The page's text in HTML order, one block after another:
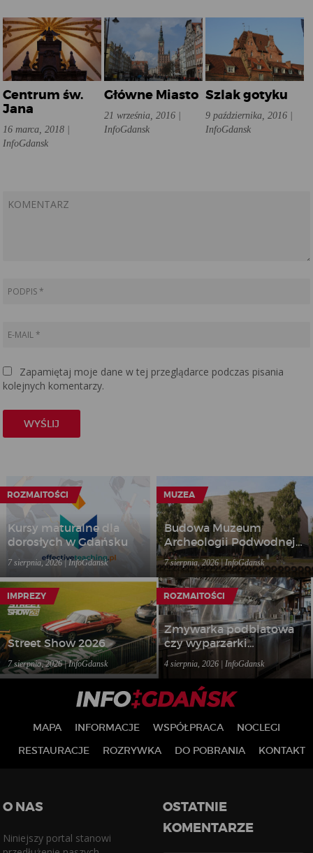
Centrum św.
Jana
16 marca, 2018 |
InfoGdansk
Główne Miasto
21 września, 2016 |
InfoGdansk
Szlak gotyku
9 października, 2016 |
InfoGdansk
Zapamiętaj moje dane w tej przeglądarce podczas pisania
kolejnych komentarzy.
ROZMAITOŚCI
Kursy maturalne dla
dorosłych w Gdańsku
7 sierpnia, 2026 | InfoGdansk
MUZEA
Budowa Muzeum
Archeologii Podwodnej i
Rybołówstwa
Bałtyckiego w Łebie
7 sierpnia, 2026 | InfoGdansk
IMPREZY
Street Show 2026
7 sierpnia, 2026 | InfoGdansk
ROZMAITOŚCI
Zmywarka podblatowa
czy wyparzarki
gastronomiczne – jakie
rozwiązanie wybrać do
lokalu?
4 sierpnia, 2026 | InfoGdansk
MAPA INFORMACJE WSPÓŁPRACA
NOCLEGI
RESTAURACJE
ROZRYWKA DO POBRANIA KONTAKT
O NAS
Niniejszy portal stanowi
OSTATNIE
KOMENTARZE